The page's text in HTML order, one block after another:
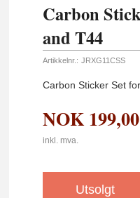
Carbon
and T44
Artikkelnr.: JRXG11CSS
Carbon Sticker Set
NOK 199,00
inkl. mva.
Utsolgt